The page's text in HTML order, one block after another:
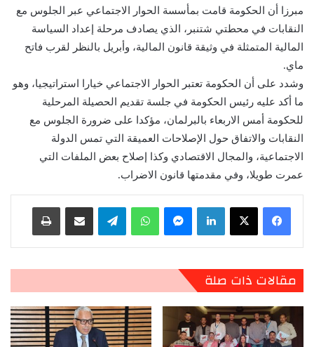
مبرزا أن الحكومة قامت بمأسسة الحوار الاجتماعي عبر الجلوس مع
النقابات في محطتي شتنبر، الذي يصادف مرحلة إعداد السياسة
المالية المتمثلة في وثيقة قانون المالية، وأبريل بالنظر لقرب فاتح
ماي.
وشدد على أن الحكومة تعتبر الحوار الاجتماعي خيارا استراتيجيا، وهو
ما أكد عليه رئيس الحكومة في جلسة تقديم الحصيلة المرحلية
للحكومة أمس الاربعاء بالبرلمان، مؤكدا على ضرورة الجلوس مع
النقابات والاتفاق حول الإصلاحات العميقة التي تمس الدولة
الاجتماعية، والمجال الاقتصادي وكذا إصلاح بعض الملفات التي
عمرت طويلا، وفي مقدمتها قانون الاضراب.
لينكدإن ماسنجر واتساب تيلقرام مشاركة عبر البريد طباعة
مقالات ذات صلة